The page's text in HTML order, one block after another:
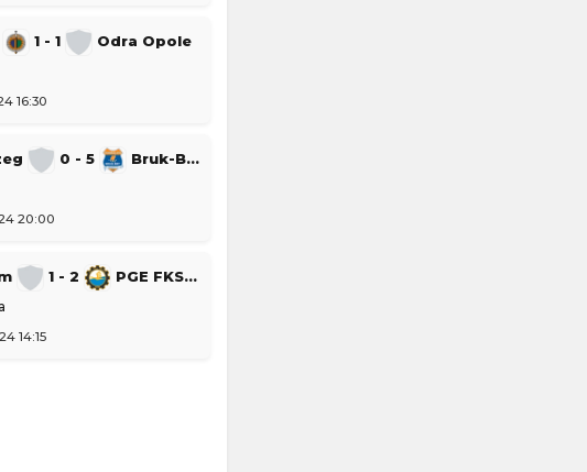
1 - 1 Odra Opole
16:30
0 - 5 Bruk-Bet Termalica Nieciecza
20:00
1 - 2 PGE FKS Stal Mielec
14:15